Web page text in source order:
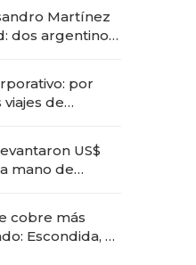
Martínez
dos argentinos
por
de
US$
mano de
cobre más
Escondida, el